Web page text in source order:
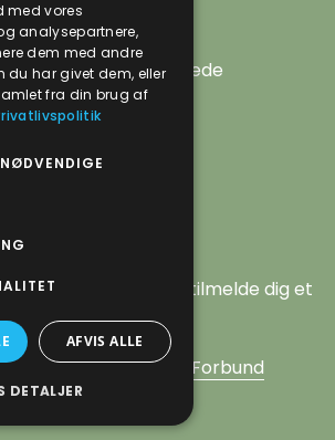
for udviklingshæmmede
mail for at
eller for at tilmelde dig et
Dansk Oplysnings Forbund
med vores
analysepartnere,
dem med andre
du har givet dem, eller
fra din brug af
AFVIS ALLE
DETALJER